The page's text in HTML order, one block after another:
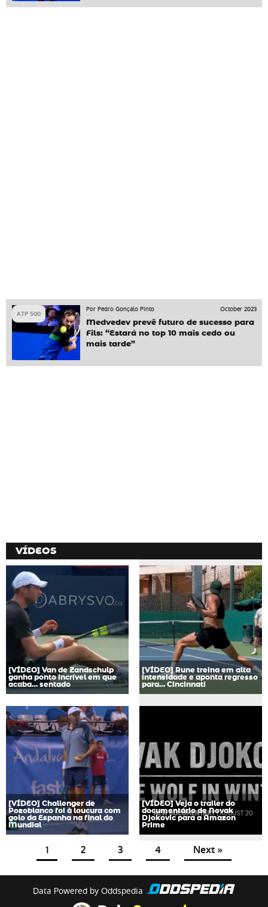
ATP 500
Por Pedro Gonçalo Pinto
October 2023
Medvedev prevê futuro de sucesso para
Fils: “Estará no top 10 mais cedo ou
mais tarde”
VÍDEOS
[VÍDEO] Van de Zandschulp
ganha ponto incrível em que
acaba… sentado
[VÍDEO] Rune treina em alta
intensidade e aponta regresso
para… Cincinnati
[VÍDEO] Challenger de
Pozoblanco foi à loucura com
golo da Espanha na final do
Mundial
[VÍDEO] Veja o trailer do
documentário de Novak
Djokovic para a Amazon
Prime
1 2 3 4 Next »
Data Powered by Oddspedia